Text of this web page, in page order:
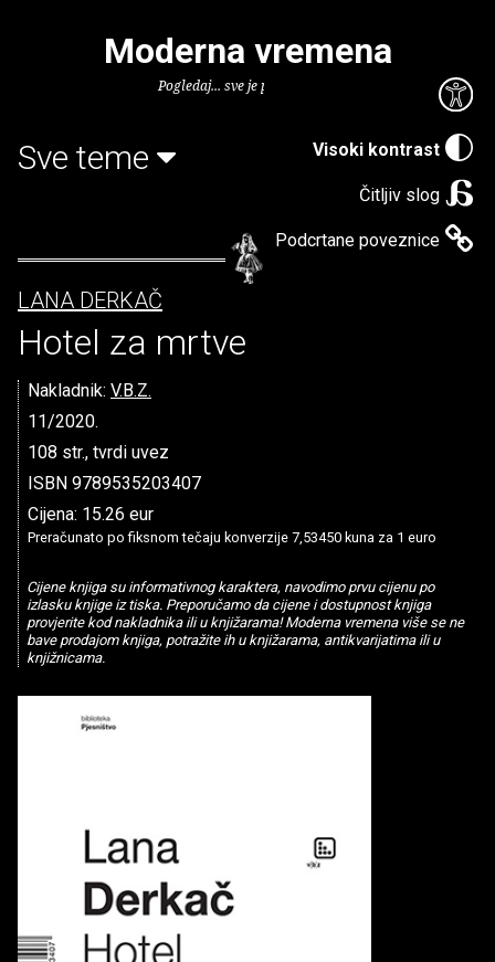
Visoki kontrast
Čitljiv slog
Podcrtane poveznice
Moderna vremena
Pogledaj... sve je puno knjiga.
Sve teme
LANA DERKAČ
Hotel za mrtve
Nakladnik: V.B.Z.
11/2020.
108 str., tvrdi uvez
ISBN 9789535203407
Cijena: 15.26 eur
Preračunato po fiksnom tečaju konverzije 7,53450 kuna za 1 euro
Cijene knjiga su informativnog karaktera, navodimo prvu cijenu po
izlasku knjige iz tiska. Preporučamo da cijene i dostupnost knjiga
provjerite kod nakladnika ili u knjižarama! Moderna vremena više se ne
bave prodajom knjiga, potražite ih u knjižarama, antikvarijatima ili u
knjižnicama.